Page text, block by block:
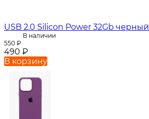
USB 2.0 Silicon Power 32Gb черный
В наличии
550 ₽
490 ₽
В корзину